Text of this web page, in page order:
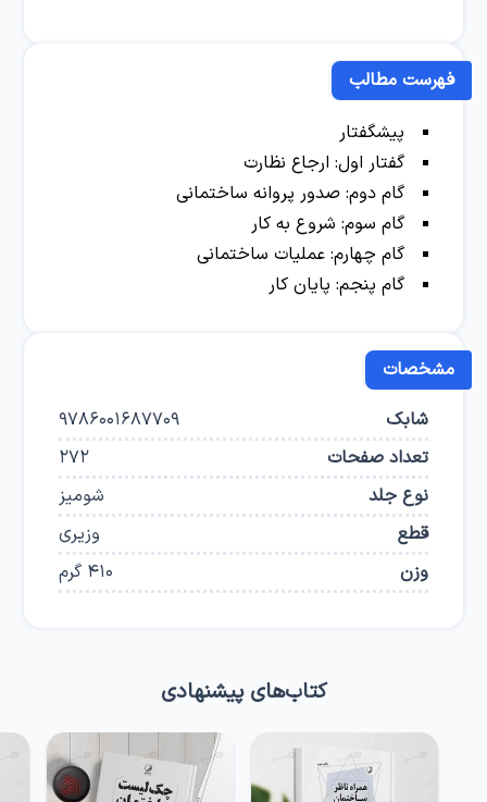
فهرست مطالب
پیشگفتار
گفتار اول: ارجاع نظارت
گام دوم: صدور پروانه ساختمانی
گام سوم: شروع به کار
گام چهارم: عملیات ساختمانی
گام پنجم: پایان کار
مشخصات
شابک
9786001687709
تعداد صفحات
272
نوع جلد
شومیز
قطع
وزیری
وزن
410 گرم
کتاب‌های پیشنهادی